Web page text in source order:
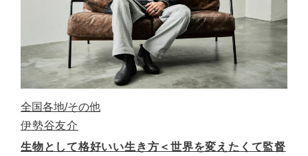
全国各地 その他
伊勢谷友介
生物として格好いい生き方＜世界を変えたくて監督